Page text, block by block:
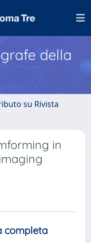
della
su Rivista
in
completa